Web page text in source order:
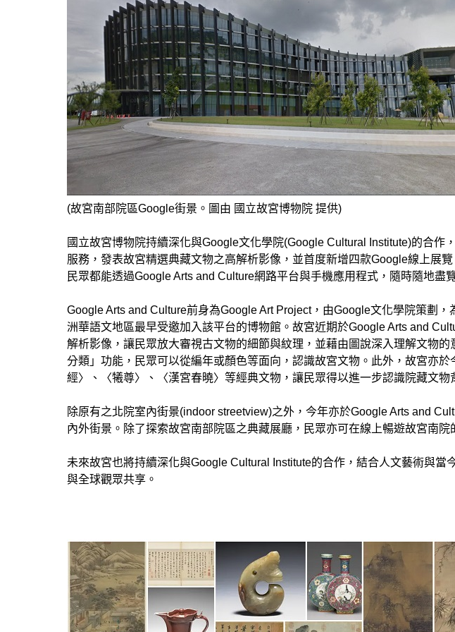
(故宮南部院區Google街景。圖由 國立故宮博物院 提供)
國立故宮博物院持續深化與Google文化學院(Google Cultural Institute)的合作
服務，發表故宮精選典藏文物之高解析影像，並首度新增四款Google線上展
民眾都能透過Google Arts and Culture網路平台與手機應用程式，隨時隨地盡
Google Arts and Culture前身為Google Art Project，由Google文化學院策劃
洲華語文地區最早受邀加入該平台的博物館。故宮近期於Google Arts and
解析影像，讓民眾放大審視古文物的細節與紋理，並藉由圖說深入理解文物
分類」功能，民眾可以從編年或顏色等面向，認識故宮文物。此外，故宮亦
經〉、〈犧尊〉、〈漢宮春曉〉等經典文物，讓民眾得以進一步認識院藏文物
除原有之北院室內街景(indoor streetview)之外，今年亦於Google Arts and
內外街景。除了探索故宮南部院區之典藏展廳，民眾亦可在線上暢遊故宮南院
未來故宮也將持續深化與Google Cultural Institute的合作，結合人文藝術與當
與全球觀眾共享。